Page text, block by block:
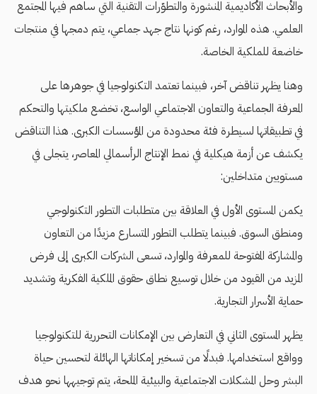
والأبحاث الأكاديمية المنشورة والتطوّرات التقنية التي ساهم فيها المجتمع
العلمي. هذه الموارد، رغم كونها نتاج جهد جماعي، يتم دمجها في منتجات
خاضعة للملكية الخاصة.
وهنا يظهر تناقض آخر، فبينما تعتمد التكنولوجيا في جوهرها على
المعرفة الجماعية والتعاون الاجتماعي الواسع، تخضع ملكيتها والتحكم
في تطبيقاتها لسيطرة فئة محدودة من المؤسسات الكبرى. هذا التناقض
يكشف عن أزمة هيكلية في نمط الإنتاج الرأسمالي المعاصر، يتجلى في
مستويين متداخلين:
يكمن المستوى الأول في العلاقة بين متطلبات التطور التكنولوجي
ومنطق السوق. فبينما يتطلب التطور المتسارع مزيدًا من التعاون
والمشاركة المفتوحة للمعرفة والموارد، تسعى الشركات الكبرى إلى فرض
المزيد من القيود من خلال توسيع نطاق حقوق الملكية الفكرية وتشديد
حماية الأسرار التجارية.
يظهر المستوى الثاني في التعارض بين الإمكانات التحررية للتكنولوجيا
وواقع استخدامها. فبدلًا من تسخير إمكاناتها الهائلة لتحسين حياة
البشر وحل المشكلات الاجتماعية والبيئية الملحة، يتم توجيهها نحو هدف